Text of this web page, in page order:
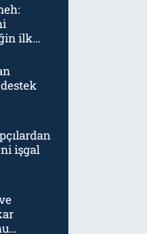
ilk
işgal